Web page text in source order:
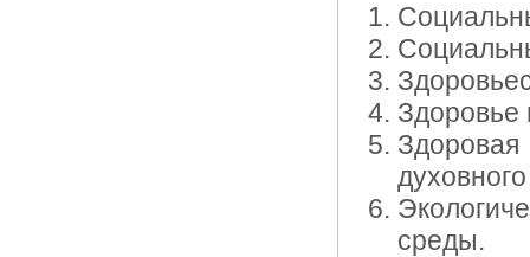
Здоровье
среды.